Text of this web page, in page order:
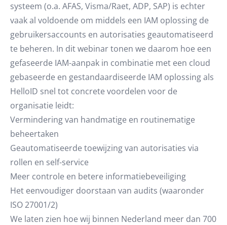
systeem (o.a. AFAS, Visma/Raet, ADP, SAP) is echter
vaak al voldoende om middels een IAM oplossing de
gebruikersaccounts en autorisaties geautomatiseerd
te beheren. In dit webinar tonen we daarom hoe een
gefaseerde IAM-aanpak in combinatie met een cloud
gebaseerde en gestandaardiseerde IAM oplossing als
HelloID snel tot concrete voordelen voor de
organisatie leidt:
Vermindering van handmatige en routinematige
beheertaken
Geautomatiseerde toewijzing van autorisaties via
rollen en self-service
Meer controle en betere informatiebeveiliging
Het eenvoudiger doorstaan van audits (waaronder
ISO 27001/2)
We laten zien hoe wij binnen Nederland meer dan 700